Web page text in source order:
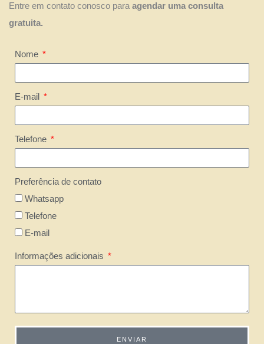
Entre em contato conosco para agendar uma consulta
gratuita.
Nome
E-mail
Telefone
Preferência de contato
Whatsapp
Telefone
E-mail
Informações adicionais
ENVIAR